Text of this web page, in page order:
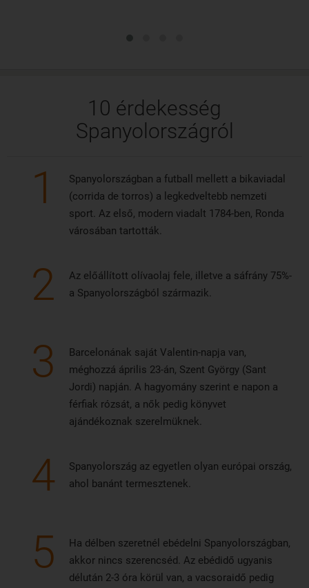
10 érdekesség
Spanyolországról
1
Spanyolországban a futball mellett a bikaviadal
(corrida de torros) a legkedveltebb nemzeti
sport. Az első, modern viadalt 1784-ben, Ronda
városában tartották.
2
Az előállított olívaolaj fele, illetve a sáfrány 75%-
a Spanyolországból származik.
3
Barcelonának saját Valentin-napja van,
méghozzá április 23-án, Szent György (Sant
Jordi) napján. A hagyomány szerint e napon a
férfiak rózsát, a nők pedig könyvet
ajándékoznak szerelmüknek.
4
Spanyolország az egyetlen olyan európai ország,
ahol banánt termesztenek.
5
Ha délben szeretnél ebédelni Spanyolországban,
akkor nincs szerencséd. Az ebédidő ugyanis
délután 2-3 óra körül van, a vacsoraidő pedig